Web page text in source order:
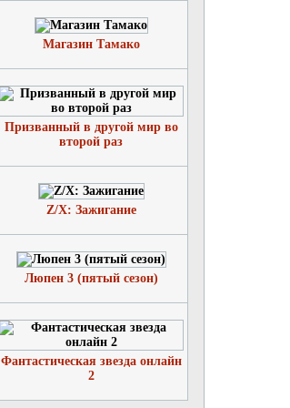
Магазин Тамако
Призванный в другой мир во
второй раз
Z/X: Зажигание
Люпен 3 (пятый сезон)
Фантастическая звезда онлайн
2